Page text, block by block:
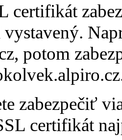
certifikát
potom
zabezpečiť
certifikát